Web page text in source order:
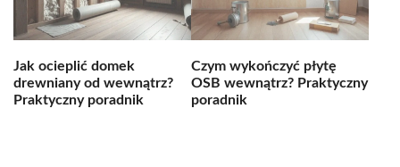
Jak ocieplić domek
drewniany od wewnątrz?
Praktyczny poradnik
Czym wykończyć płytę
OSB wewnątrz? Praktyczny
poradnik